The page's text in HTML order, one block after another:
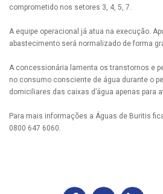
comprometido nos setores 3, 4, 5, 7.
A equipe operacional já atua na execução.
abastecimento será normalizado de forma
A concessionária lamenta os transtornos e
no consumo consciente de água durante o
domiciliares das caixas d’água apenas para
Para mais informações a Águas de Buritis
0800 647 6060.